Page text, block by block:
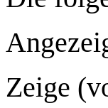
Zeige (